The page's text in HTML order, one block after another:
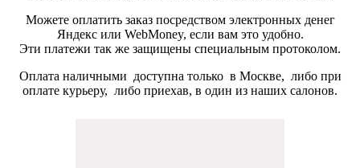
Можете оплатить заказ посредством электронных денег
Яндекс или WebMoney, если вам это удобно.
Эти платежи так же защищены специальным протоколом.
Оплата наличными доступна только в Москве, либо при
оплате курьеру, либо приехав, в один из наших салонов.